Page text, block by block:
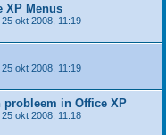
XP Menus
okt 2008, 11:19
okt 2008, 11:19
probleem in Office XP
okt 2008, 11:18